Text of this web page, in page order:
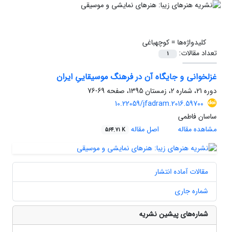
کلیدواژه‌ها =کوچه‏باغی
تعداد مقالات:
1
غزل‏خوانی و جایگاه آن در فرهنگ موسیقاییِ ایران
دوره 21، شماره 2، زمستان 1395، صفحه
69-76
10.22059/jfadram.2016.59700
ساسان فاطمی
مشاهده مقاله
اصل مقاله 564.71 K
مقالات آماده انتشار
شماره جاری
شماره‌های پیشین نشریه